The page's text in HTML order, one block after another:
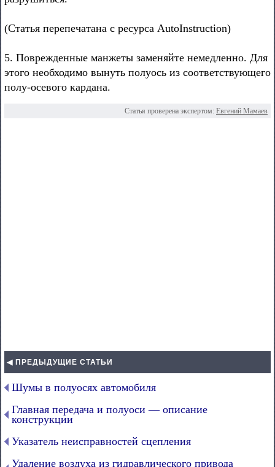
(Статья перепечатана с ресурса AutoInstruction)
5. Поврежденные манжеты заменяйте немедленно. Для
этого необходимо вынуть полуось из соответствующего
полу-осевого кардана.
Статья проверена экспертом: Евгений Мамаев
◀ ПРЕДЫДУЩИЕ СТАТЬИ
Шумы в полуосях автомобиля
Главная передача и полуоси — описание
конструкции
Указатель неисправностей сцепления
Удаление воздуха из гидравлического привода